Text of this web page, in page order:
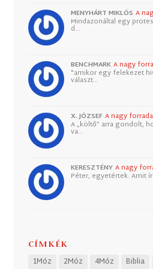
MENYHÁRT MIKLÓS A
Mindazonáltal egy
d…
BENCHMARK A nagy
"amikor egy felekezet
választ…
X. JÓZSEF A nagy
A „költő” arra gondolt,
va…
KERESZTÉNY A nagy
Péter, egyetértek. Amit
CÍMKÉK
1Móz 2Móz 4Móz Biblia